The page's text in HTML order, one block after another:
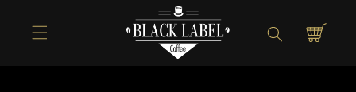
Inhalt
Warenkorb